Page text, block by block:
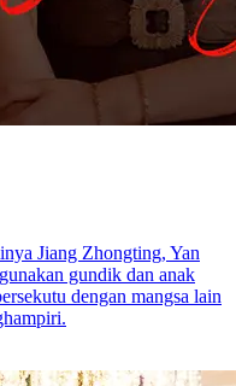
Jiang Zhongting, Yan
gundik dan anak
dengan mangsa lain